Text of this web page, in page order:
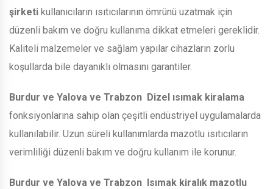
şirketi kullanıcıların ısıtıcılarının ömrünü uzatmak için
düzenli bakım ve doğru kullanıma dikkat etmeleri gereklidir.
Kaliteli malzemeler ve sağlam yapılar cihazların zorlu
koşullarda bile dayanıklı olmasını garantiler.
Burdur ve Yalova ve Trabzon Dizel ısımak kiralama
fonksiyonlarına sahip olan çeşitli endüstriyel uygulamalarda
kullanılabilir. Uzun süreli kullanımlarda mazotlu ısıtıcıların
verimliliği düzenli bakım ve doğru kullanım ile korunur.
Burdur ve Yalova ve Trabzon Isımak kiralık mazotlu